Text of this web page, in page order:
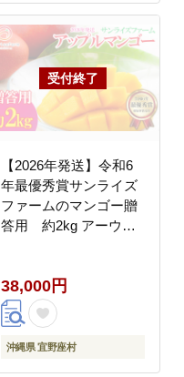
【2026年発送】令和6
年最優秀賞サンライズ
ファームのマンゴー贈
答用 約2kg アーウィ
完熟 お気に入り 収穫
人気 甘味 フルーツ 沖
縄県 国産 食品 デザー
ト 産地直送 宜野座村
38,000円
沖縄県 宜野座村